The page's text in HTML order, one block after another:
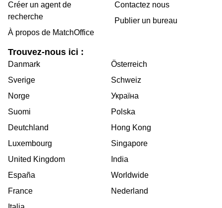
Créer un agent de
recherche
À propos de MatchOffice
Contactez nous
Publier un bureau
Trouvez-nous ici :
Danmark
Sverige
Norge
Suomi
Deutchland
Luxembourg
United Kingdom
España
France
Österreich
Schweiz
Україна
Polska
Hong Kong
Singapore
India
Worldwide
Nederland